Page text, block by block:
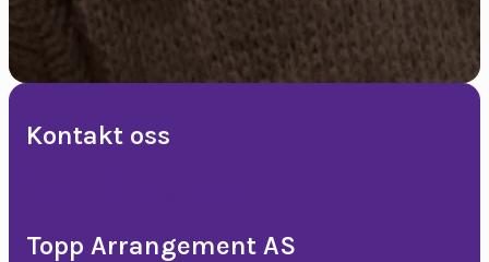
Kontakt oss
Topp Arrangement AS